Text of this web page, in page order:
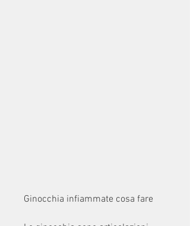
Ginocchia infiammate cosa fare